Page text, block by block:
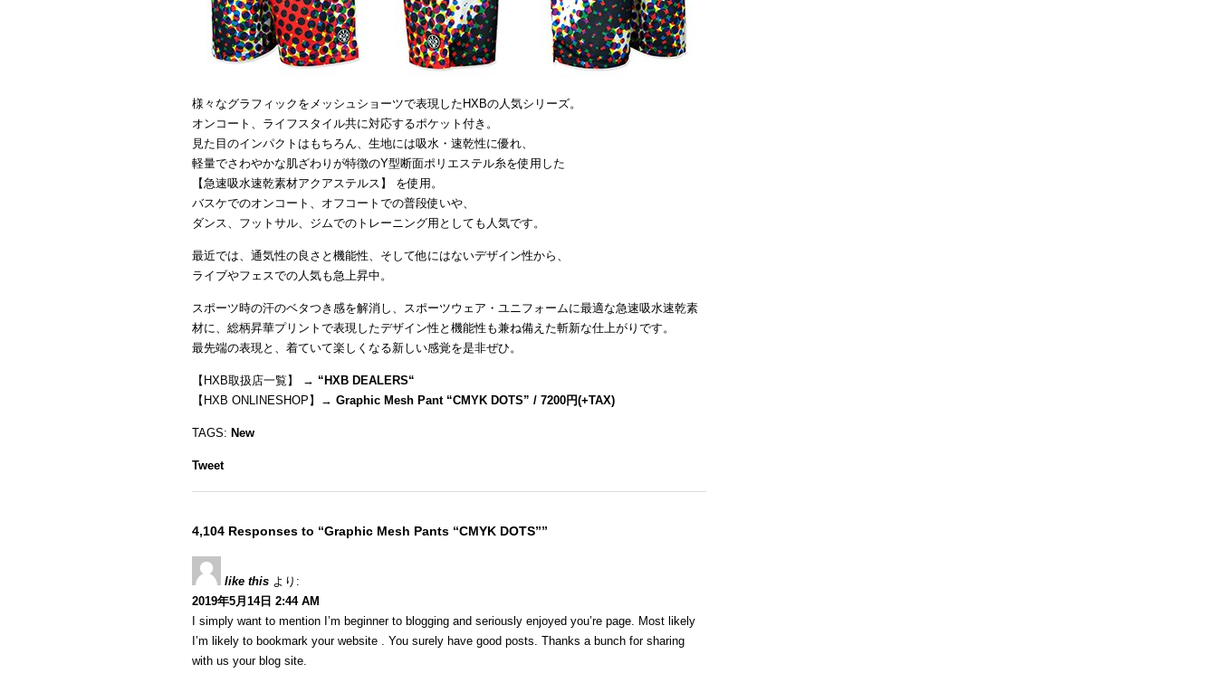
様々なグラフィックをメッシュショーツで表現したHXBの人気シリーズ。
オンコート、ライフスタイル共に対応するポケット付き。
見た目のインパクトはもちろん、生地には吸水・速乾性に優れ、
軽量でさわやかな肌ざわりが特徴のY型断面ポリエステル糸を使用した
【急速吸水速乾素材アクアステルス】 を使用。
バスケでのオンコート、オフコートでの普段使いや、
ダンス、フットサル、ジムでのトレーニング用としても人気です。
最近では、通気性の良さと機能性、そして他にはないデザイン性から、
ライブやフェスでの人気も急上昇中。
スポーツ時の汗のベタつき感を解消し、スポーツウェア・ユニフォームに最適な急速吸水速乾素
材に、総柄昇華プリントで表現したデザイン性と機能性も兼ね備えた斬新な仕上がりです。
最先端の表現と、着ていて楽しくなる新しい感覚を是非ぜひ。
【HXB取扱店一覧】 → “ HXB DEALERS“
【HXB ONLINESHOP】→ Graphic Mesh Pant “CMYK DOTS” / 7200円(+TAX)
TAGS: New
Tweet
4,104 Responses to “Graphic Mesh Pants “CMYK DOTS””
like this より:
2019年5月14日 2:44 AM
I simply want to mention I’m beginner to blogging and seriously enjoyed you’re page. Most likely
I’m likely to bookmark your website . You surely have good posts. Thanks a bunch for sharing
with us your blog site.